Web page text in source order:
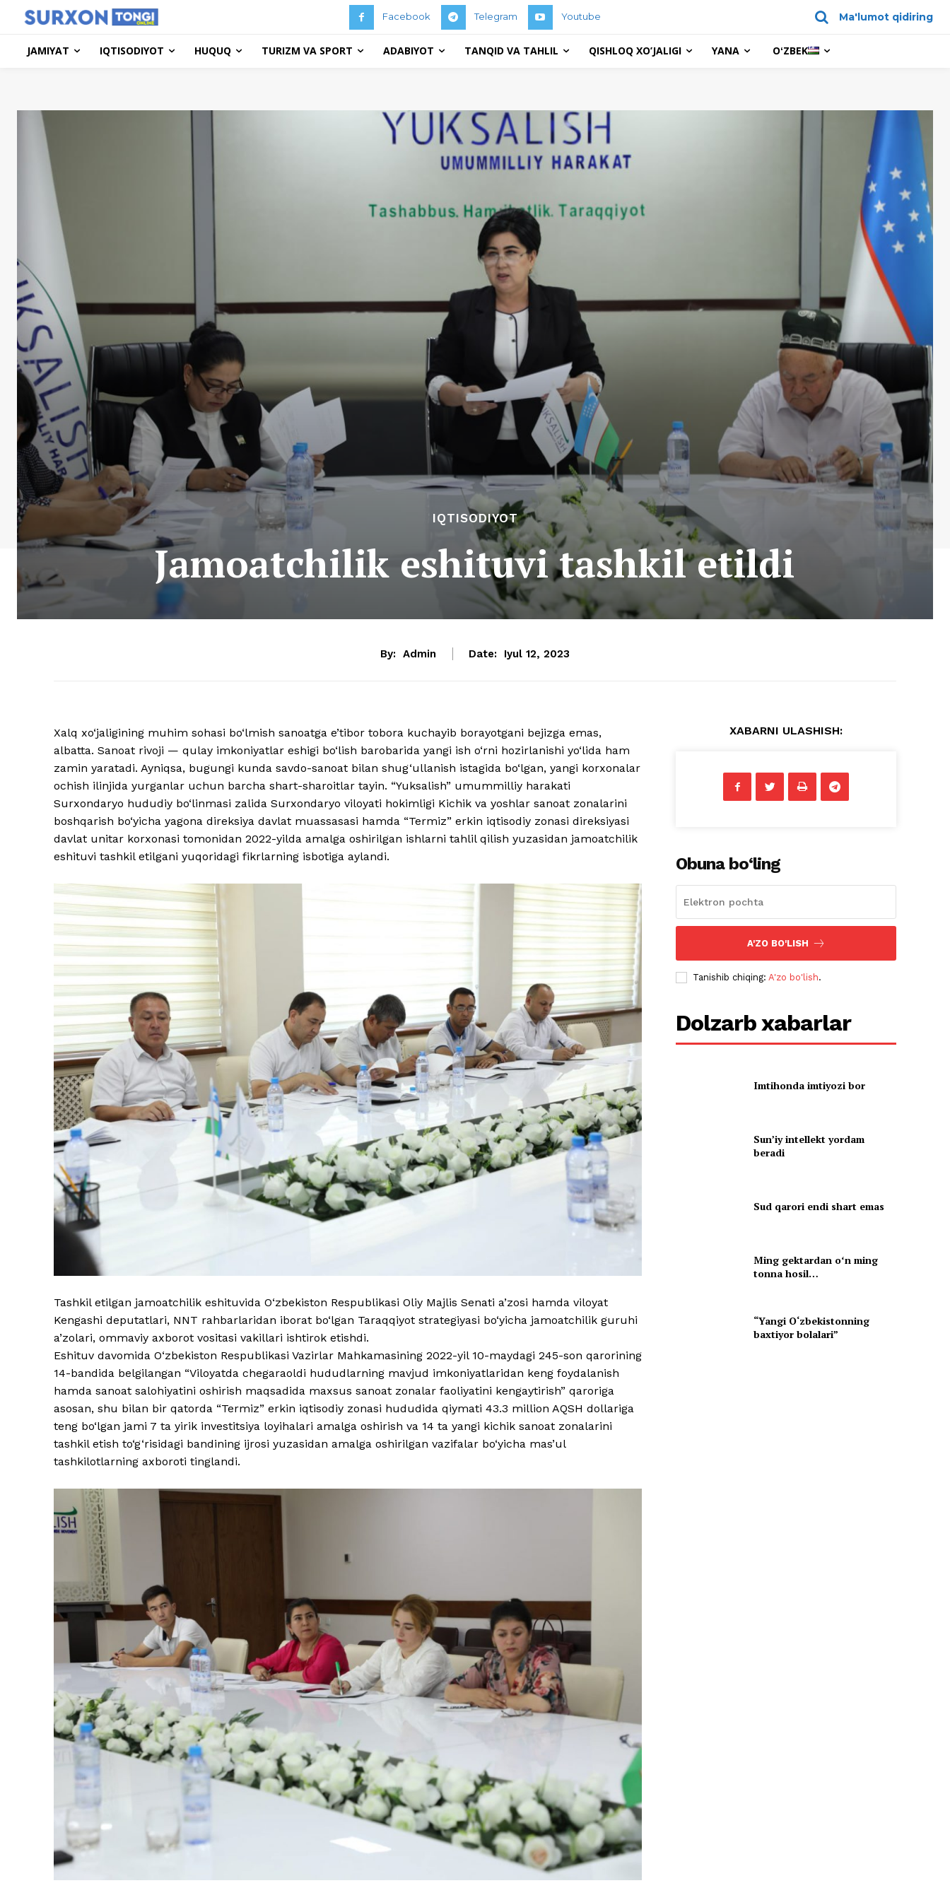
Facebook Telegram Youtube Ma'lumot qidiring
JAMIYAT IQTISODIYOT HUQUQ TURIZM VA SPORT ADABIYOT TANQID VA TAHLIL QISHLOQ XO’JALIGI YANA OʻZBEK
IQTISODIYOT
Jamoatchilik eshituvi tashkil etildi
By: Admin Date: Iyul 12, 2023
Xalq xo‘jaligining muhim sohasi bo‘lmish sanoatga e’tibor tobora kuchayib borayotgani bejizga emas,
albatta. Sanoat rivoji — qulay imkoniyatlar eshigi bo‘lish barobarida yangi ish o‘rni hozirlanishi yo‘lida ham
zamin yaratadi. Ayniqsa, bugungi kunda savdo-sanoat bilan shug‘ullanish istagida bo‘lgan, yangi korxonalar
ochish ilinjida yurganlar uchun barcha shart-sharoitlar tayin. “Yuksalish” umummilliy harakati
Surxondaryo hududiy bo‘linmasi zalida Surxondaryo viloyati hokimligi Kichik va yoshlar sanoat zonalarini
boshqarish bo‘yicha yagona direksiya davlat muassasasi hamda “Termiz” erkin iqtisodiy zonasi direksiyasi
davlat unitar korxonasi tomonidan 2022-yilda amalga oshirilgan ishlarni tahlil qilish yuzasidan jamoatchilik
eshituvi tashkil etilgani yuqoridagi fikrlarning isbotiga aylandi.
Tashkil etilgan jamoatchilik eshituvida O‘zbekiston Respublikasi Oliy Majlis Senati a’zosi hamda viloyat
Kengashi deputatlari, NNT rahbarlaridan iborat bo‘lgan Taraqqiyot strategiyasi bo‘yicha jamoatchilik guruhi
a’zolari, ommaviy axborot vositasi vakillari ishtirok etishdi.
Eshituv davomida O‘zbekiston Respublikasi Vazirlar Mahkamasining 2022-yil 10-maydagi 245-son qarorining
14-bandida belgilangan “Viloyatda chegaraoldi hududlarning mavjud imkoniyatlaridan keng foydalanish
hamda sanoat salohiyatini oshirish maqsadida maxsus sanoat zonalar faoliyatini kengaytirish” qaroriga
asosan, shu bilan bir qatorda “Termiz” erkin iqtisodiy zonasi hududida qiymati 43.3 million AQSH dollariga
teng bo‘lgan jami 7 ta yirik investitsiya loyihalari amalga oshirish va 14 ta yangi kichik sanoat zonalarini
tashkil etish to‘g‘risidagi bandining ijrosi yuzasidan amalga oshirilgan vazifalar bo‘yicha mas’ul
tashkilotlarning axboroti tinglandi.
XABARNI ULASHISH:
Obuna bo‘ling
A'ZO BO'LISH
Tanishib chiqing:A'zo bo'lish.
Dolzarb xabarlar
Imtihonda imtiyozi bor
Sun’iy intellekt yordam
beradi
Sud qarori endi shart emas
Ming gektardan oʻn ming
tonna hosil…
“Yangi O‘zbekistonning
baxtiyor bolalari”